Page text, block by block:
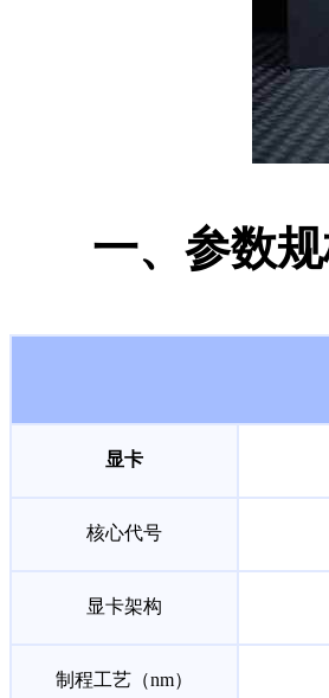
一、参数
显卡
核心代号
显卡架构
制程工艺（nm）